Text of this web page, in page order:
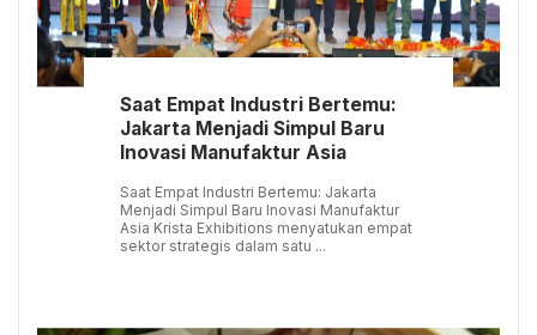
Saat Empat Industri Bertemu:
Jakarta Menjadi Simpul Baru
Inovasi Manufaktur Asia
Saat Empat Industri Bertemu: Jakarta
Menjadi Simpul Baru Inovasi Manufaktur
Asia Krista Exhibitions menyatukan empat
sektor strategis dalam satu ...